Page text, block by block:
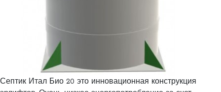
Септик Итал Био 20 это инновационная конструкция